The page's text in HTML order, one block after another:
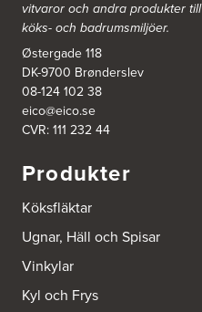
Ballingslöv Arninge
Hantverkarvägen 14
187 66 Täby
Tel.:0046-86300150
http://www.ballingslov.se
Ballingslöv Borås
Tel.:0046-333232502
Ballingslöv Göteborg C
Mölndalsvägen 28
412 63 Göteborg
Tel.:0046-31757500
http://www.ballingslov.se
vitvaror och andra produkter till
köks- och badrumsmiljöer.
Østergade 118
DK-9700 Brønderslev
08-124 102 38
eico@eico.se
CVR: 111 232 44
Produkter
Köksfläktar
Ugnar, Häll och Spisar
Vinkylar
Kyl och Frys